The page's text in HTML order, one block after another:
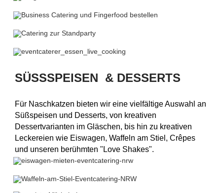
SÜSSSPEISEN & DESSERTS
Für Naschkatzen bieten wir eine vielfältige Auswahl an
Süßspeisen und Desserts, von kreativen
Dessertvarianten im Gläschen, bis hin zu kreativen
Leckereien wie Eiswagen, Waffeln am Stiel, Crêpes
und unseren berühmten "Love Shakes".